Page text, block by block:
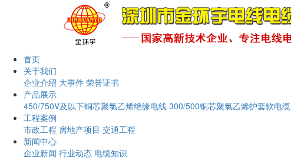
首页
关于我们
企业介绍 大事件 荣誉证书
产品展示
450/750V及以下铜芯聚氯乙烯绝缘电线 300/500铜芯聚氯乙烯护套软电缆
工程案例
市政工程 房地产项目 交通工程
新闻中心
企业新闻 行业动态 电缆知识